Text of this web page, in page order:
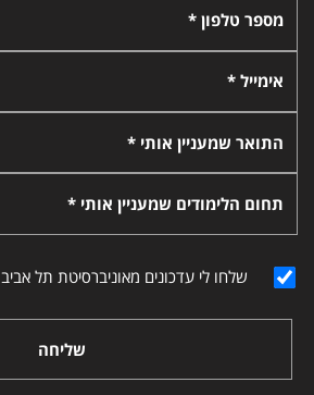
מספר טלפון *
אימייל *
התואר שמעניין אותי *
תחום הלימודים שמעניין אותי *
שלחו לי עדכונים מאוניברסיטת תל אביב
שליחה